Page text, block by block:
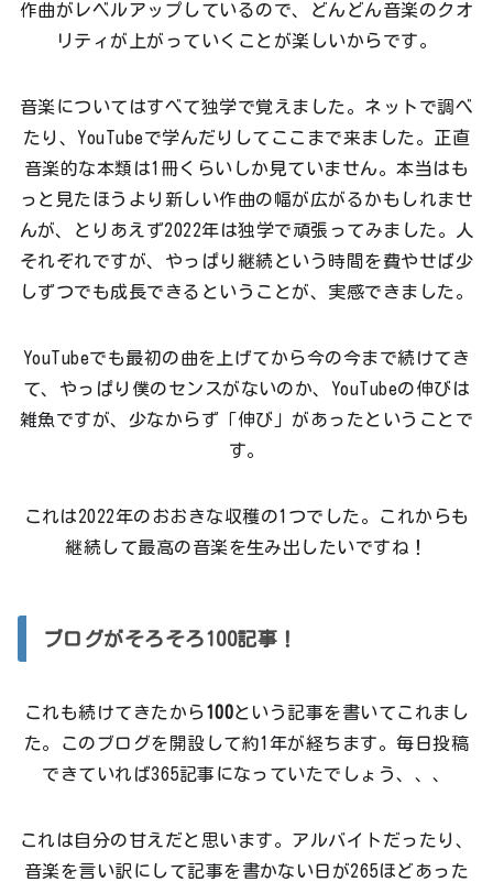
作曲がレベルアップしているので、どんどん音楽のクオ
リティが上がっていくことが楽しいからです。
音楽についてはすべて独学で覚えました。ネットで調べ
たり、YouTubeで学んだりしてここまで来ました。正直
音楽的な本類は1冊くらいしか見ていません。本当はも
っと見たほうより新しい作曲の幅が広がるかもしれませ
んが、とりあえず2022年は独学で頑張ってみました。人
それぞれですが、やっぱり継続という時間を費やせば少
しずつでも成長できるということが、実感できました。
YouTubeでも最初の曲を上げてから今の今まで続けてき
て、やっぱり僕のセンスがないのか、YouTubeの伸びは
雑魚ですが、少なからず「伸び」があったということで
す。
これは2022年のおおきな収穫の1つでした。これからも
継続して最高の音楽を生み出したいですね！
ブログがそろそろ100記事！
これも続けてきたから100という記事を書いてこれまし
た。このブログを開設して約1年が経ちます。毎日投稿
できていれば365記事になっていたでしょう、、、
これは自分の甘えだと思います。アルバイトだったり、
音楽を言い訳にして記事を書かない日が265ほどあった